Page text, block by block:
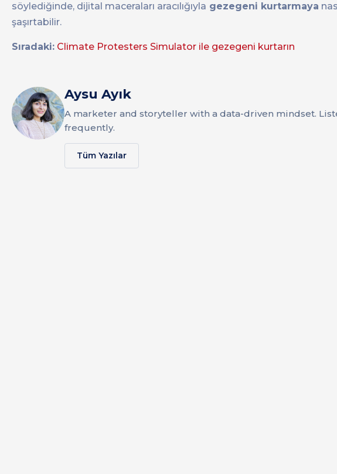
söylediğinde, dijital maceraları aracılığıyla gezegeni kurtarmaya
şaşırtabilir.
Sıradaki: Climate Protesters Simulator ile gezegeni kurtarın
Aysu Ayık
A marketer and storyteller with a data-driven mindset.
frequently.
Tüm Yazılar